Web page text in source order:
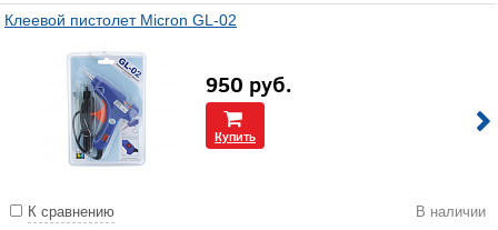
Клеевой пистолет Micron GL-02
950 руб.
Купить
К сравнению В наличии